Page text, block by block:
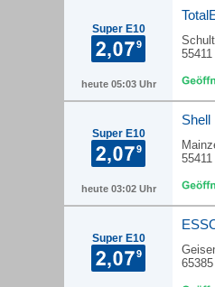
Super E10
heute 05:03 Uhr
Super E10
heute 03:02 Uhr
Shell
Super E10